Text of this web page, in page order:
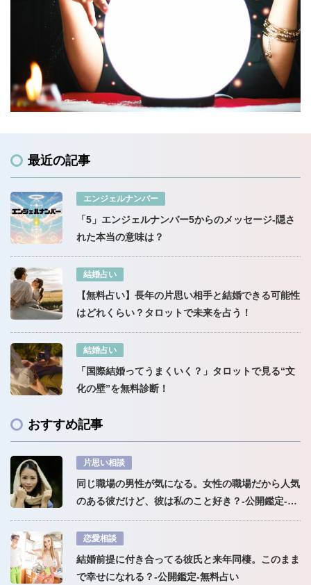
最近の記事
エンジェルナンバー
「5」エンジェルナンバー5からのメッセージ-隠さ
れた本当の意味は？
結婚占い
【無料占い】長年の片思い相手と結婚できる可能性
はどれくらい？タロットで未来を占う！
結婚占い
「国際結婚ってうまくいく？」タロットで見る“文
化の壁”を無料診断！
おすすめ記事
片思い相談
同じ職場の男性が気になる。女性の職場だから人気
のある彼だけど、彼は私のこと好き？-公開鑑定-無
料占い
恋愛相談
結婚前提に付き合ってる彼氏と来年同棲。このまま
で幸せになれる？-公開鑑定-無料占い